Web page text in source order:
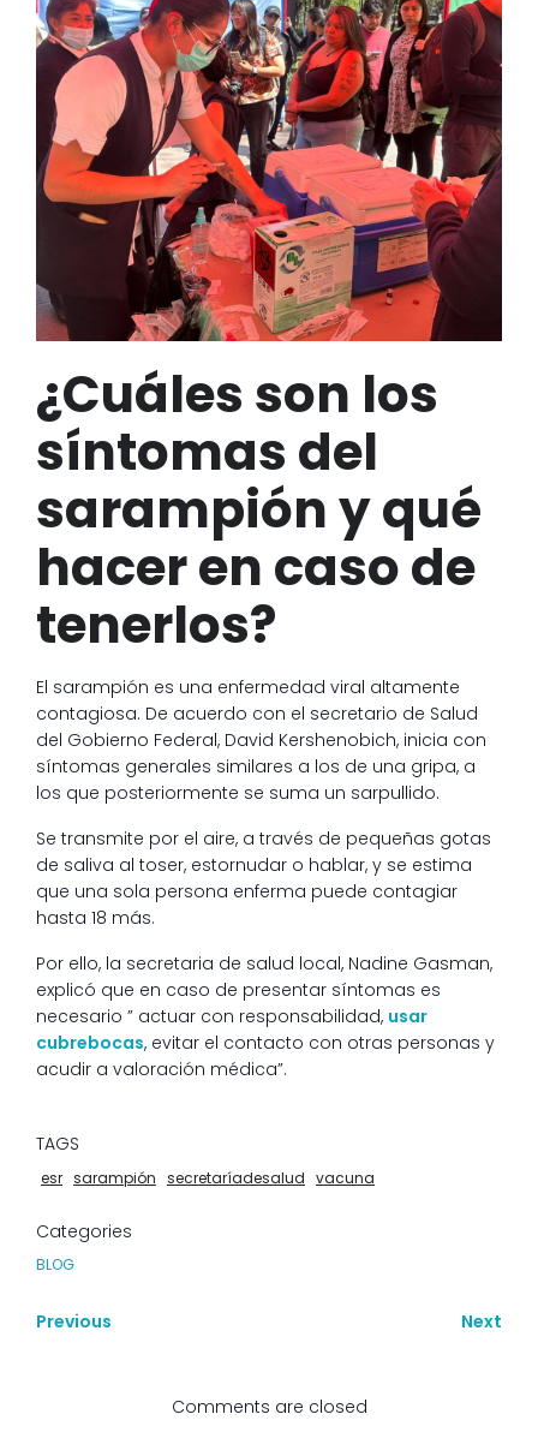
¿Cuáles son los
síntomas del
sarampión y qué
hacer en caso de
tenerlos?
El sarampión es una enfermedad viral altamente
contagiosa. De acuerdo con el secretario de Salud
del Gobierno Federal, David Kershenobich, inicia con
síntomas generales similares a los de una gripa, a
los que posteriormente se suma un sarpullido.
Se transmite por el aire, a través de pequeñas gotas
de saliva al toser, estornudar o hablar, y se estima
que una sola persona enferma puede contagiar
hasta 18 más.
Por ello, la secretaria de salud local, Nadine Gasman,
explicó que en caso de presentar síntomas es
necesario ” actuar con responsabilidad, usar
cubrebocas, evitar el contacto con otras personas y
acudir a valoración médica”.
TAGS
esr sarampión secretaríadesalud vacuna
Categories
BLOG
Previous Next
Comments are closed